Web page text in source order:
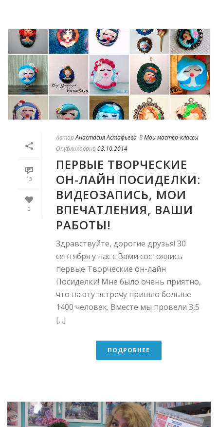
13
0
АвторАнастасия Астафьева ВМои мастер-классы
Опубликовано 03.10.2014
ПЕРВЫЕ ТВОРЧЕСКИЕ
ОН-ЛАЙН ПОСИДЕЛКИ:
ВИДЕОЗАПИСЬ, МОИ
ВПЕЧАТЛЕНИЯ, ВАШИ
РАБОТЫ!
Здравствуйте, дорогие друзья! 30
сентября у нас с Вами состоялись
первые Творческие он-лайн
Посиделки! Мне было очень приятно,
что на эту встречу пришло больше
1400 человек. Вместе мы провели 3,5
[...]
ПОДРОБНЕЕ